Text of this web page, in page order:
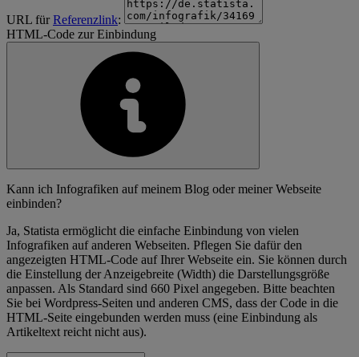
URL fürReferenzlink:
HTML-Code zur Einbindung
Kann ich Infografiken auf meinem Blog oder meiner Webseite
einbinden?
Ja, Statista ermöglicht die einfache Einbindung von vielen
Infografiken auf anderen Webseiten. Pflegen Sie dafür den
angezeigten HTML-Code auf Ihrer Webseite ein. Sie können durch
die Einstellung der Anzeigebreite (Width) die Darstellungsgröße
anpassen. Als Standard sind 660 Pixel angegeben. Bitte beachten
Sie bei Wordpress-Seiten und anderen CMS, dass der Code in die
HTML-Seite eingebunden werden muss (eine Einbindung als
Artikeltext reicht nicht aus).